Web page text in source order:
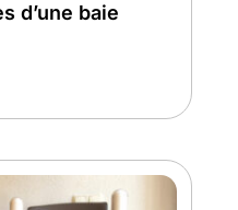
d’une baie